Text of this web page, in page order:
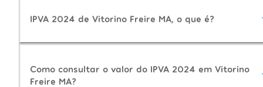
IPVA 2024 de Vitorino Freire MA, o que é?
Como consultar o valor do IPVA 2024 em Vitorino
Freire MA?